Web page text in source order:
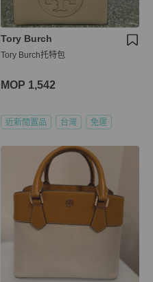
Tory Burch
Tory Burch托特包
MOP 1,542
近新閒置品 台灣 免運